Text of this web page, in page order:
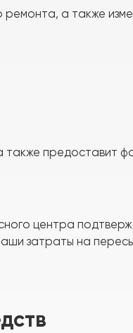
а также
предоставит
центра
затраты на